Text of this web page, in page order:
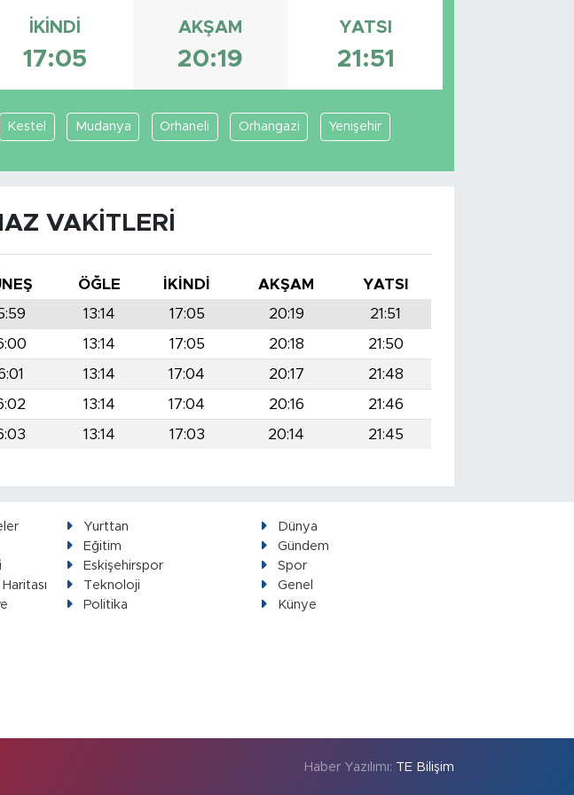
İKINDI
17:05
AKŞAM
20:19
YATSI
21:51
Kestel Mudanya Orhaneli Orhangazi Yenişehir
VAKITLERI
ÖĞLE İKINDI AKŞAM
YATSI
13:14 17:05 20:19
21:51
13:14 17:05 20:18
21:50
13:14 17:04 20:17
21:48
13:14 17:04 20:16
21:46
13:14 17:03 20:14 21:45
Yurttan
Dünya
Eğitim
Gündem
Eskişehirspor
Spor
Teknoloji
Genel
Politika
Künye
Haber Yazılımı: TE Bilişim